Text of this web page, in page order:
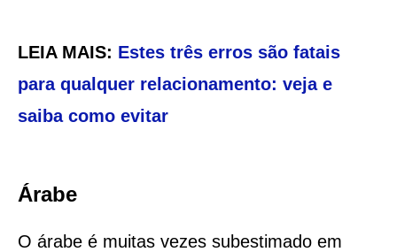
LEIA MAIS: Estes três erros são fatais
para qualquer relacionamento: veja e
saiba como evitar
Árabe
O árabe é muitas vezes subestimado em